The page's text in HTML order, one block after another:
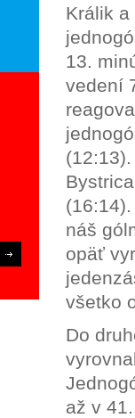
Králik
13.
vedení
náš
opäť
všetko
Do
až v